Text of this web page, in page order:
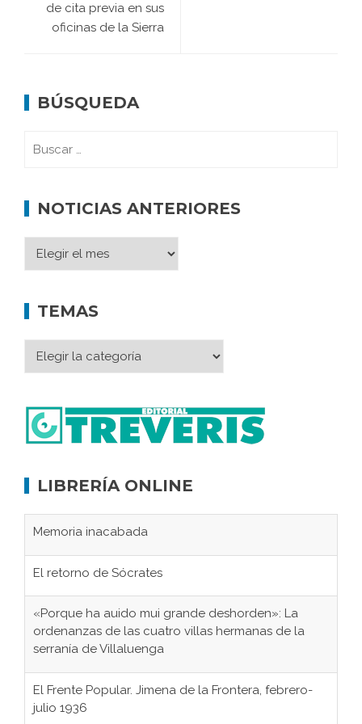
de cita previa en sus
oficinas de la Sierra
BÚSQUEDA
NOTICIAS ANTERIORES
TEMAS
LIBRERÍA ONLINE
Memoria inacabada
El retorno de Sócrates
«Porque ha auido mui grande deshorden»: La
ordenanzas de las cuatro villas hermanas de la
serranía de Villaluenga
El Frente Popular. Jimena de la Frontera, febrero-
julio 1936